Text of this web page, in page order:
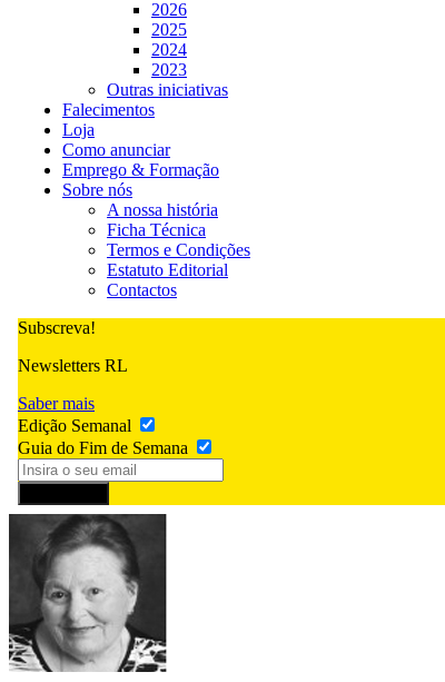
2026
2025
2024
2023
Outras iniciativas
Falecimentos
Loja
Como anunciar
Emprego & Formação
Sobre nós
A nossa história
Ficha Técnica
Termos e Condições
Estatuto Editorial
Contactos
Subscreva!
Newsletters RL
Saber mais
Edição Semanal
Guia do Fim de Semana